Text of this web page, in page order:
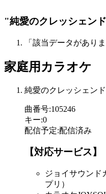
"純愛のクレッシェン
「該当データがありま
家庭用カラオケ
純愛のクレッシェンド
曲番号:105246
キー:0
配信予定:配信済み
【対応サービス】
ジョイサウンド
プリ）